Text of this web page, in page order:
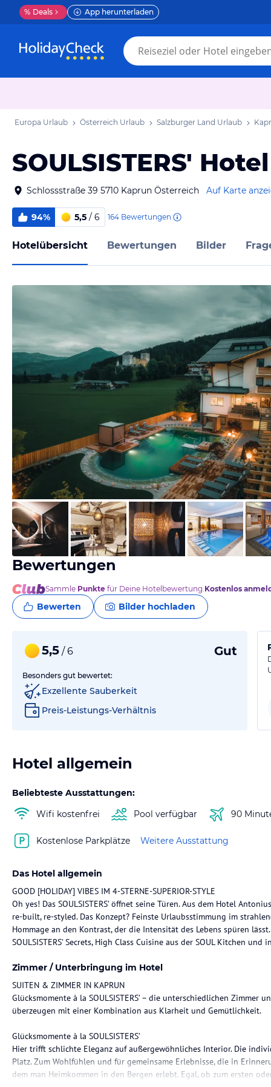
% Deals App herunterladen
Europa Urlaub Österreich Urlaub Salzburger Land Urlaub
SOULSISTERS' Hotel
Schlossstraße 39 5710 Kaprun Österreich Auf Karte
94% 5,5 / 6 164 Bewertungen
Hotelübersicht Bewertungen Bilder
vom Hotelier, Mai 2023
Bewertungen
Sammle Punkte für Deine Hotelbewertung.Kostenlos
Bewerten Bilder hochladen
5,5 / 6 Gut
Besonders gut bewertet:
Exzellente Sauberkeit
Preis-Leistungs-Verhältnis
Hotel allgemein
Beliebteste Ausstattungen:
Wifi kostenfrei
Pool verfügbar 90
Kostenlose Parkplätze Weitere Ausstattung
Das Hotel allgemein
GOOD [HOLIDAY] VIBES IM 4-STERNE-SUPERIOR-STYLE
Oh yes! Das SOULSISTERS’ öffnet seine Türen. Aus dem Hotel
re-built, re-styled. Das Konzept? Feinste Urlaubsstimmung im
Hommage an den Kontrast, der die Intensität des Lebens spüren
SOULSISTERS’ Secrets, High Class Cuisine aus der SOUL Kitchen
Zimmer / Unterbringung im Hotel
SUITEN & ZIMMER IN KAPRUN
Glücksmomente à la SOULSISTERS’ – die unterschiedlichen
überzeugen mit einer Kombination aus Klarheit und Gemütlichkeit.
Glücksmomente à la SOULSISTERS’
Hier trifft schlichte Eleganz auf außergewöhnliches Interior. Die
Platz. Zum Wohlfühlen und für gemeinsame Erlebnisse, die in
dem man Heimkommen in den Bergen erlebt. Egal, ob zum ersten